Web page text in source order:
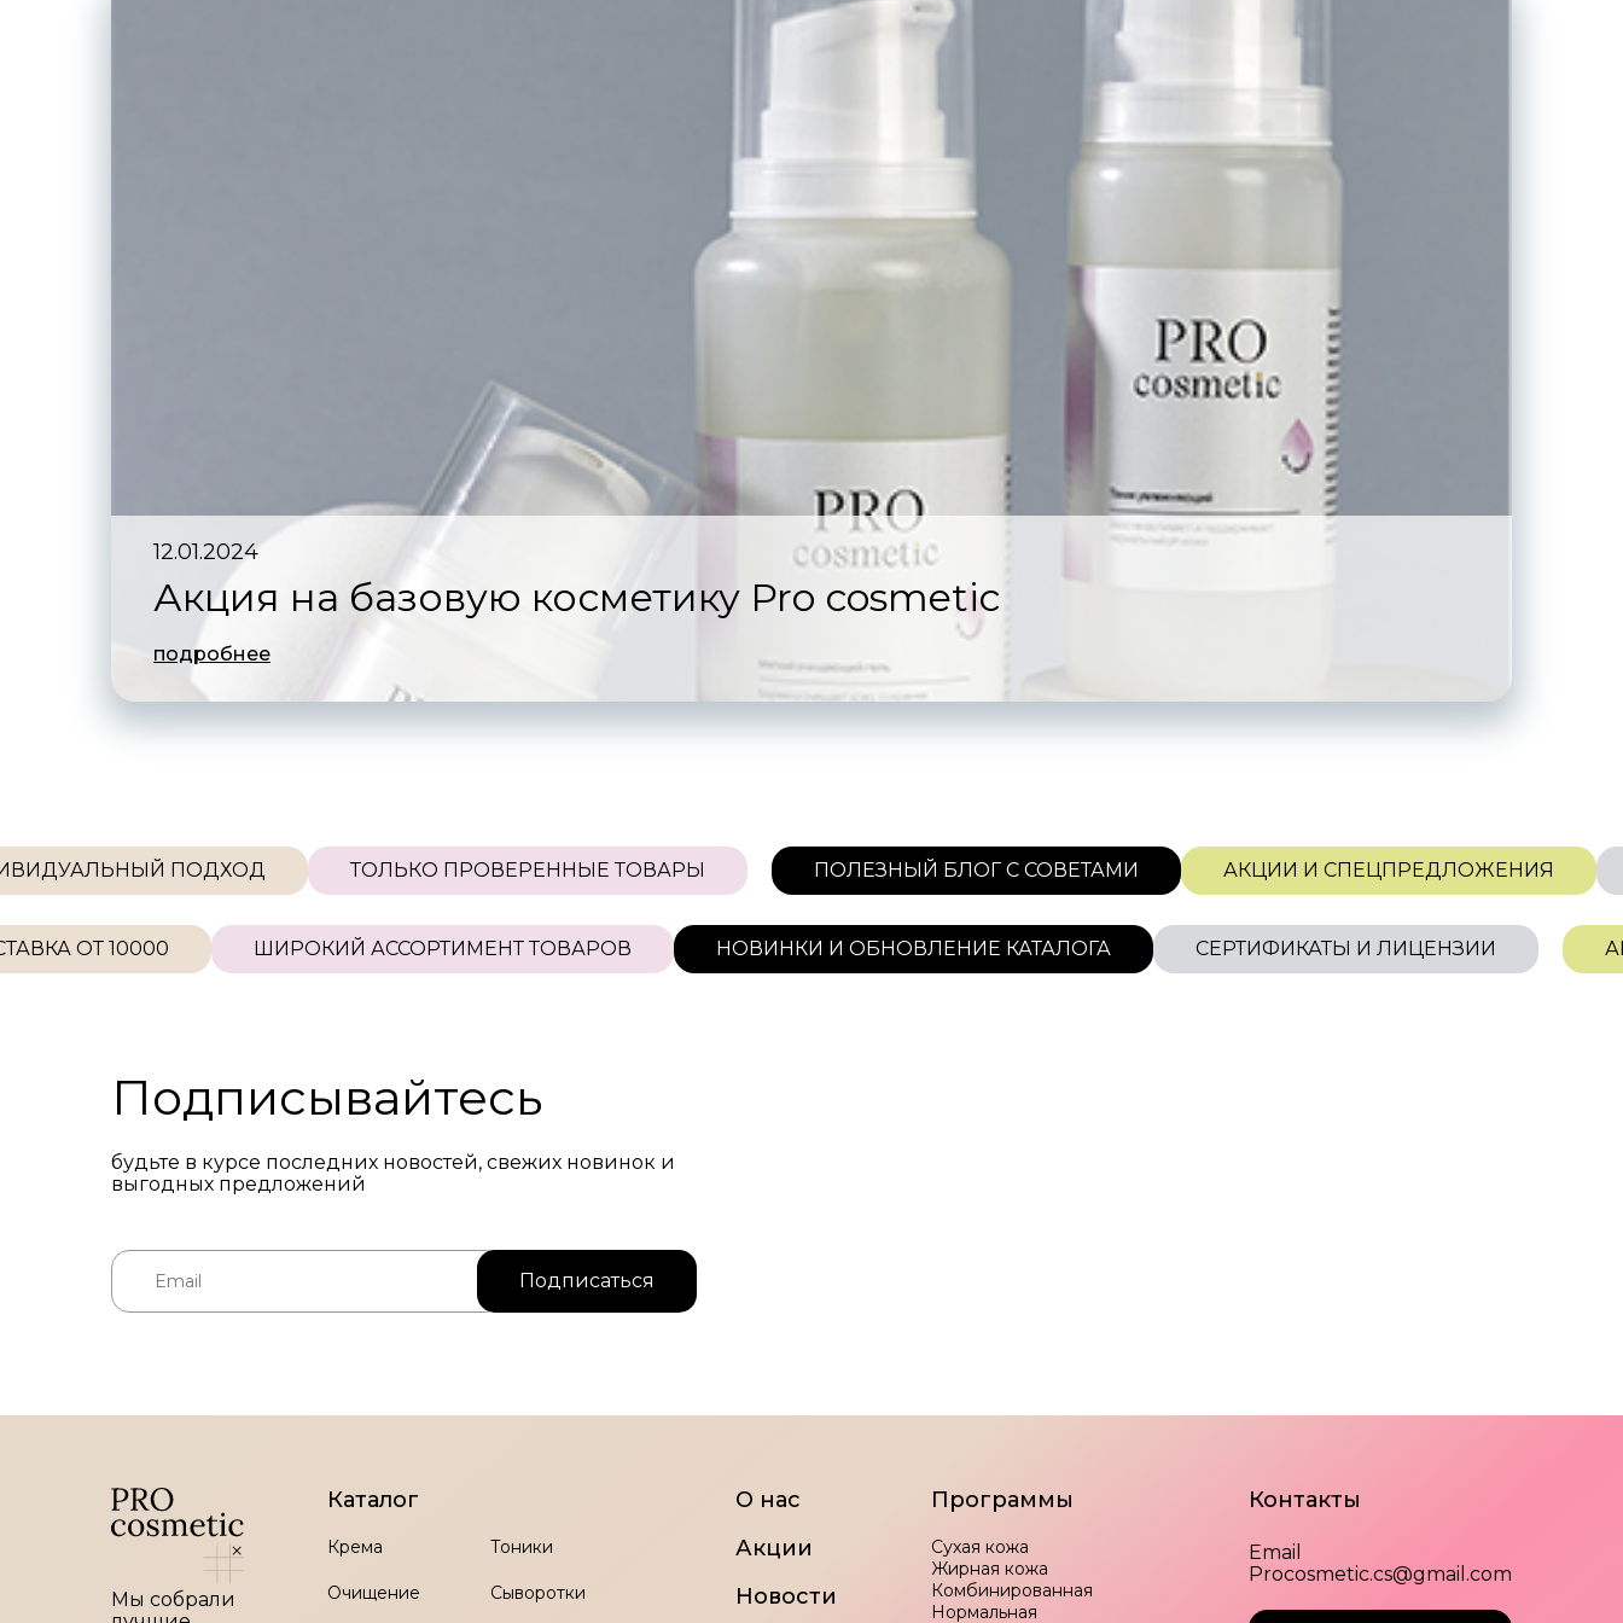
Акции и спецпредложения Бесплатная доставка от 10000 Широкий ассортимент товаров Новинки и обновление каталога
12.01.2024
Акция на базовую косметику Pro сosmetic
подробнее
ИНДИВИДУАЛЬНЫЙ ПОДХОД ТОЛЬКО ПРОВЕРЕННЫЕ ТОВАРЫ ПОЛЕЗНЫЙ БЛОГ С СОВЕТАМИ АКЦИИ И
10000 ШИРОКИЙ АССОРТИМЕНТ ТОВАРОВ НОВИНКИ И ОБНОВЛЕНИЕ КАТАЛОГА СЕРТИФИКАТЫ И ЛИЦЕНЗИИ АКЦИИ
Подписывайтесь
будьте в курсе последних новостей, свежих новинок и
выгодных предложений
Мы собрали
Каталог
Крема Тоники
Очищение Сыворотки
О нас
Акции
Новости
Программы
Сухая кожа
Жирная кожа
Комбинированная
Нормальная
Контакты
Email
Procosmetic.cs@gmail.com